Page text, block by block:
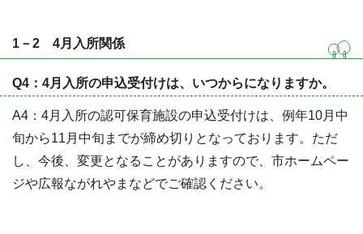
1－2 4月入所関係
Q4：4月入所の申込受付けは、いつからになりますか。
A4：4月入所の認可保育施設の申込受付けは、例年10月中
旬から11月中旬までが締め切りとなっております。ただ
し、今後、変更となることがありますので、市ホームペー
ジや広報ながれやまなどでご確認ください。